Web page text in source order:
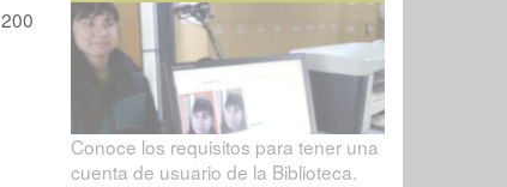
200
Conoce los requisitos para tener una
cuenta de usuario de la Biblioteca.